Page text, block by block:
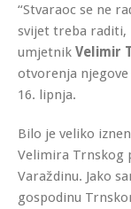
“Stvaraoc se ne
svijet treba raditi,
umjetnik Velimir
otvorenja
16. lipnja.
Bilo je veliko
Velimira Trnskog
Varaždinu. Jako
gospodinu